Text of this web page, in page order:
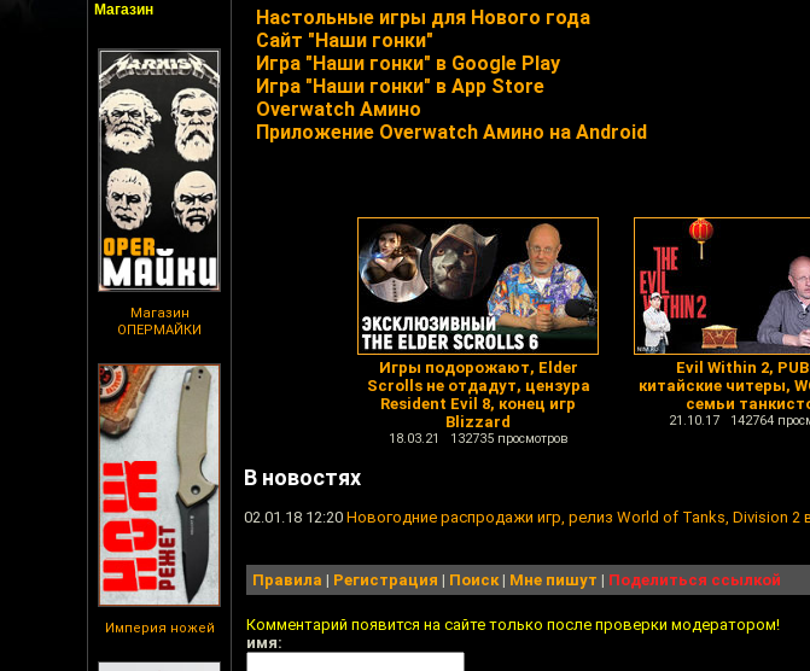
Магазин
Магазин
ОПЕРМАЙКИ
Империя ножей
Настольные игры для Нового года
Сайт "Наши гонки"
Игра "Наши гонки" в Google Play
Игра "Наши гонки" в App Store
Overwatch Амино
Приложение Overwatch Амино на Android
Игры подорожают, Elder
Scrolls не отдадут, цензура
Resident Evil 8, конец игр
Blizzard
18.03.21 132735 просмотров
Evil Within 2,
китайские читеры,
семьи
21.10.17 142764
В новостях
02.01.18 12:20 Новогодние распродажи игр, релиз World of Tanks, Division 2
Правила | Регистрация | Поиск| Мне пишут | Поделиться ссылкой
Комментарий появится на сайте только после проверки модератором!
имя: